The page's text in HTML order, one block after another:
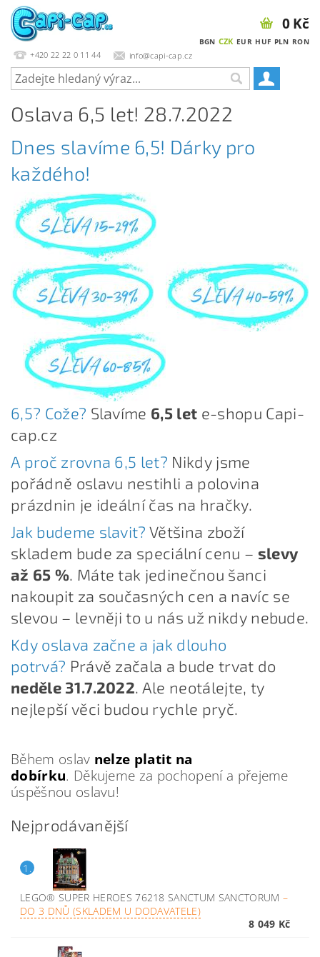
+420 22 22 0 11 44 info@capi-cap.cz
BGN CZK EUR HUF PLN RON
0 Kč
Oslava 6,5 let! 28.7.2022
Dnes slavíme 6,5! Dárky pro
každého!
6,5? Cože? Slavíme 6,5 let e-shopu Capi-
cap.cz
A proč zrovna 6,5 let? Nikdy jsme
pořádně oslavu nestihli a polovina
prázdnin je ideální čas na hračky.
Jak budeme slavit? Většina zboží
skladem bude za speciální cenu – slevy
až 65 %. Máte tak jedinečnou šanci
nakoupit za současných cen a navíc se
slevou – levněji to u nás už nikdy nebude.
Kdy oslava začne a jak dlouho
potrvá? Právě začala a bude trvat do
neděle 31.7.2022. Ale neotálejte, ty
nejlepší věci budou rychle pryč.
Během oslav nelze platit na
dobírku. Děkujeme za pochopení a přejeme
úspěšnou oslavu!
Nejprodávanější
1.
LEGO® SUPER HEROES 76218 SANCTUM SANCTORUM –
DO 3 DNŮ (SKLADEM U DODAVATELE)
8 049 Kč